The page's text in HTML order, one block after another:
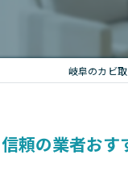
岐阜のカビ
頼の業者おす